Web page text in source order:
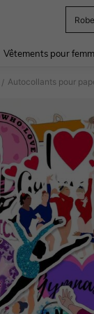
Robe
Vêtements pour
/ Autocollants pour